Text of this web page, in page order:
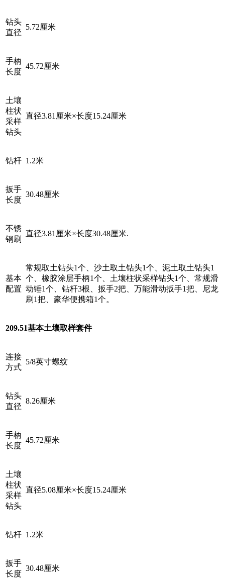
钻头
直径
5.72厘米
手柄
长度
45.72厘米
土壤
柱状
采样
钻头
直径3.81厘米×长度15.24厘米
钻杆 1.2米
扳手
长度
30.48厘米
不锈
钢刷
直径3.81厘米×长度30.48厘米.
基本
配置
常规取土钻头1个、沙土取土钻头1个、泥土取土钻头1
个、橡胶涂层手柄1个、土壤柱状采样钻头1个、常规滑
动锤1个、钻杆3根、扳手2把、万能滑动扳手1把、尼龙
刷1把、豪华便携箱1个。
209.51基本土壤取样套件
连接
方式
5/8英寸螺纹
钻头
直径
8.26厘米
手柄
长度
45.72厘米
土壤
柱状
采样
钻头
直径5.08厘米×长度15.24厘米
钻杆 1.2米
扳手
长度
30.48厘米